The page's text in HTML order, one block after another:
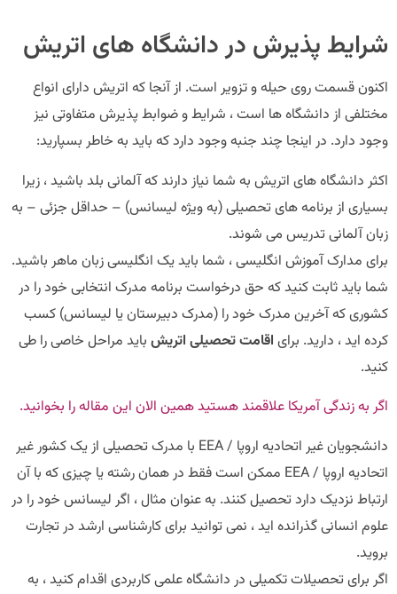
شرایط پذیرش در دانشگاه های اتریش
اکنون قسمت روی حیله و تزویر است. از آنجا که اتریش دارای انواع
مختلفی از دانشگاه ها است ، شرایط و ضوابط پذیرش متفاوتی نیز
وجود دارد. در اینجا چند جنبه وجود دارد که باید به خاطر بسپارید:
اکثر دانشگاه های اتریش به شما نیاز دارند که آلمانی بلد باشید ، زیرا
بسیاری از برنامه های تحصیلی (به ویژه لیسانس) – حداقل جزئی – به
زبان آلمانی تدریس می شوند.
برای مدارک آموزش انگلیسی ، شما باید یک انگلیسی زبان ماهر باشید.
شما باید ثابت کنید که حق درخواست برنامه مدرک انتخابی خود را در
کشوری که آخرین مدرک خود را (مدرک دبیرستان یا لیسانس) کسب
کرده اید ، دارید. برای اقامت تحصیلی اتریش باید مراحل خاصی را طی
کنید.
اگر به زندگی آمریکا علاقمند هستید همین الان این مقاله را بخوانید.
دانشجویان غیر اتحادیه اروپا / EEA با مدرک تحصیلی از یک کشور غیر
اتحادیه اروپا / EEA ممکن است فقط در همان رشته یا چیزی که با آن
ارتباط نزدیک دارد تحصیل کنند. به عنوان مثال ، اگر لیسانس خود را در
علوم انسانی گذرانده اید ، نمی توانید برای کارشناسی ارشد در تجارت
بروید.
اگر برای تحصیلات تکمیلی در دانشگاه علمی کاربردی اقدام کنید ، به